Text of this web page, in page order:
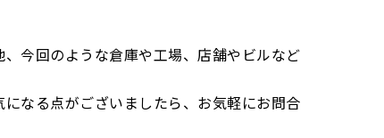
今回のような倉庫や工場、店舗やビルなど
なる点がございましたら、お気軽にお問合